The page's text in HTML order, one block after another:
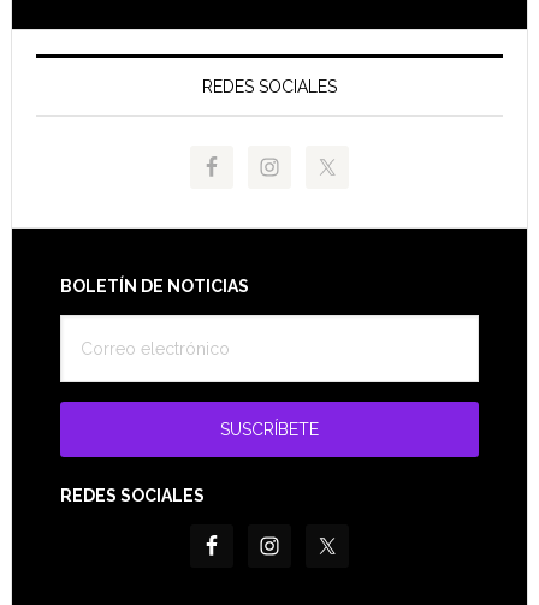
REDES SOCIALES
Footer
BOLETÍN DE NOTICIAS
REDES SOCIALES